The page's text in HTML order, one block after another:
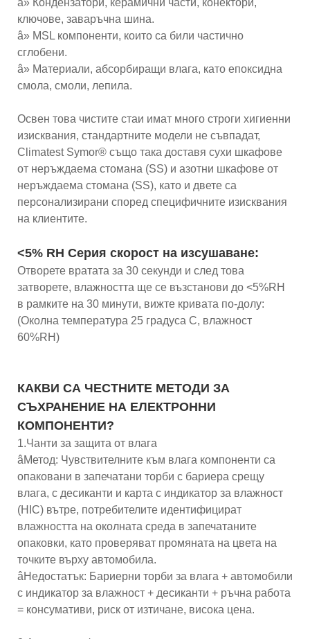
ключове, заваръчна шина.
â» MSL компоненти, които са били частично
сглобени.
â» Материали, абсорбиращи влага, като епоксидна
смола, смоли, лепила.
Освен това чистите стаи имат много строги хигиенни
изисквания, стандартните модели не съвпадат,
Climatest Symor® също така доставя сухи шкафове
от неръждаема стомана (SS) и азотни шкафове от
неръждаема стомана (SS), като и двете са
персонализирани според специфичните изисквания
на клиентите.
<5% RH Серия скорост на изсушаване:
Отворете вратата за 30 секунди и след това
затворете, влажността ще се възстанови до <5%RH
в рамките на 30 минути, вижте кривата по-долу:
(Околна температура 25 градуса C, влажност
60%RH)
КАКВИ СА ЧЕСТНИТЕ МЕТОДИ ЗА
СЪХРАНЕНИЕ НА ЕЛЕКТРОННИ
КОМПОНЕНТИ?
1.Чанти за защита от влага
âМетод: Чувствителните към влага компоненти са
опаковани в запечатани торби с бариера срещу
влага, с десиканти и карта с индикатор за влажност
(HIC) вътре, потребителите идентифицират
влажността на околната среда в запечатаните
опаковки, като проверяват промяната на цвета на
точките върху автомобила.
âНедостатък: Бариерни торби за влага + автомобили
с индикатор за влажност + десиканти + ръчна работа
= консумативи, риск от изтичане, висока цена.